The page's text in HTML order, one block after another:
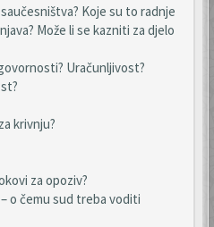
Koje su to radnje
Može li se kazniti za djelo
Uračunljivost?
krivnju?
za opoziv?
o čemu sud treba voditi